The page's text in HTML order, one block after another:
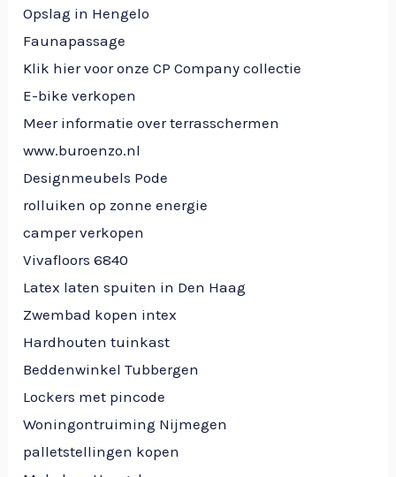
Opslag in Hengelo
Faunapassage
Klik hier voor onze CP Company collectie
E-bike verkopen
Meer informatie over terrasschermen
www.buroenzo.nl
Designmeubels Pode
rolluiken op zonne energie
camper verkopen
Vivafloors 6840
Latex laten spuiten in Den Haag
Zwembad kopen intex
Hardhouten tuinkast
Beddenwinkel Tubbergen
Lockers met pincode
Woningontruiming Nijmegen
palletstellingen kopen